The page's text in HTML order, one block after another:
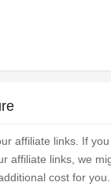
affiliate links. If
affiliate links, we
cost for you.